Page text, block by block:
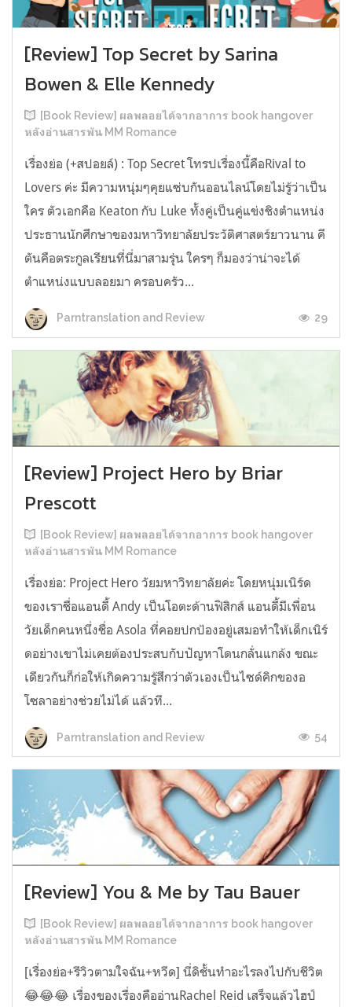
[Review] Top Secret by Sarina
Bowen & Elle Kennedy
[Book Review] ผลพลอยได้จากอาการ book hangover
หลังอ่านสารพัน MM Romance
เรื่องย่อ (+สปอยล์) : Top Secret โทรปเรื่องนี้คือRival to
Lovers ค่ะ มีความหนุ่มๆคุยแซ่บกันออนไลน์โดยไม่รู้ว่าเป็น
ใคร ตัวเอกคือ Keaton กับ Luke ทั้งคู่เป็นคู่แข่งชิงตำแหน่ง
ประธานนักศึกษาของมหาวิทยาลัยประวัติศาสตร์ยาวนาน คี
ตันคือตระกูลเรียนที่นี่มาสามรุ่น ใครๆ ก็มองว่าน่าจะได้
ตำแหน่งแบบลอยมา ครอบครัว...
Parntranslation and Review 29
[Review] Project Hero by Briar
Prescott
[Book Review] ผลพลอยได้จากอาการ book hangover
หลังอ่านสารพัน MM Romance
เรื่องย่อ: Project Hero วัยมหาวิทยาลัยค่ะ โดยหนุ่มเนิร์ด
ของเราชื่อแอนดี้ Andy เป็นโอตะด้านฟิสิกส์ แอนดี้มีเพื่อน
วัยเด็กคนหนึ่งชื่อ Asola ที่คอยปกป้องอยู่เสมอทำให้เด็กเนิร์
ดอย่างเขาไม่เคยต้องประสบกับปัญหาโดนกลั่นแกล้ง ขณะ
เดียวกันก็ก่อให้เกิดความรู้สึกว่าตัวเองเป็นไซด์คิกของอ
โซลาอย่างช่วยไม่ได้ แล้วที...
Parntranslation and Review 54
[Review] You & Me by Tau Bauer
[Book Review] ผลพลอยได้จากอาการ book hangover
หลังอ่านสารพัน MM Romance
[เรื่องย่อ+รีวิวตามใจฉัน+หวีด] นี่ดิชั้นทำอะไรลงไปกับชีวิต
😂😂😂 เรื่องของเรื่องคืออ่านRachel Reid เสร็จแล้วไฮป์